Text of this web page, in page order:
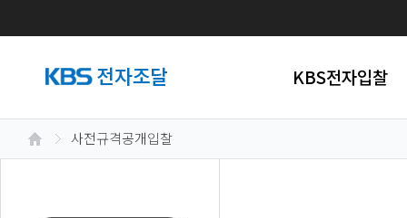
KBS전자입찰
사전규격공개입찰